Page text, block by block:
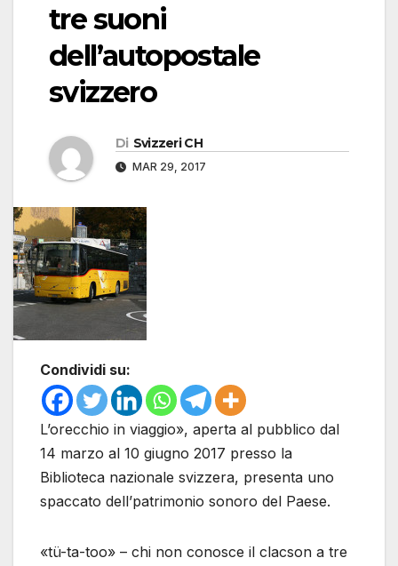
tre suoni
dell’autopostale
svizzero
Di Svizzeri CH
MAR 29, 2017
Condividi su:
L’orecchio in viaggio», aperta al pubblico dal
14 marzo al 10 giugno 2017 presso la
Biblioteca nazionale svizzera, presenta uno
spaccato dell’patrimonio sonoro del Paese.
«tü-ta-too» – chi non conosce il clacson a tre